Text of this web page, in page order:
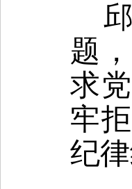
题
求
牢
纪